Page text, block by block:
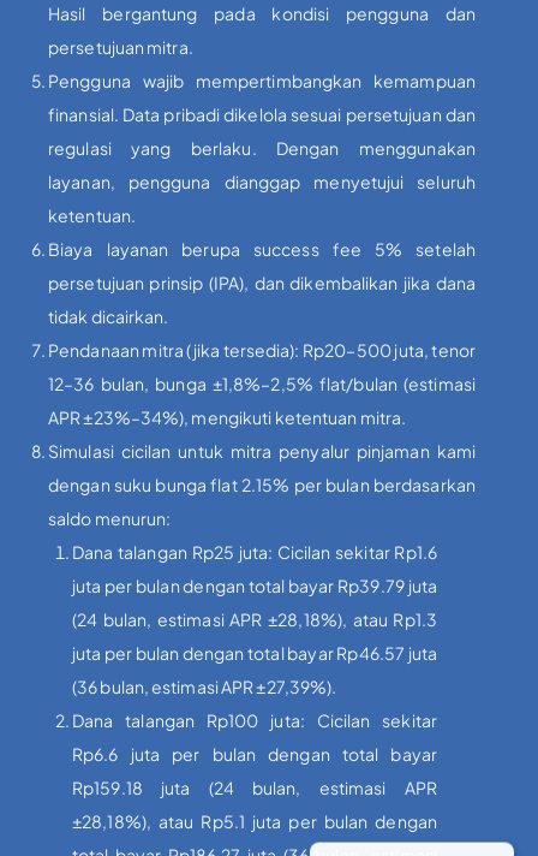
Hasil bergantung pada kondisi pengguna dan
persetujuan mitra.
Pengguna wajib mempertimbangkan kemampuan
finansial. Data pribadi dikelola sesuai persetujuan dan
regulasi yang berlaku. Dengan menggunakan
layanan, pengguna dianggap menyetujui seluruh
ketentuan.
Biaya layanan berupa success fee 5% setelah
persetujuan prinsip (IPA), dan dikembalikan jika dana
tidak dicairkan.
Pendanaan mitra (jika tersedia): Rp20–500 juta, tenor
12–36 bulan, bunga ±1,8%–2,5% flat/bulan (estimasi
APR ±23%–34%), mengikuti ketentuan mitra.
Simulasi cicilan untuk mitra penyalur pinjaman kami
dengan suku bunga flat 2.15% per bulan berdasarkan
saldo menurun:
Dana talangan Rp25 juta: Cicilan sekitar Rp1.6
juta per bulan dengan total bayar Rp39.79 juta
(24 bulan, estimasi APR ±28,18%), atau Rp1.3
juta per bulan dengan total bayar Rp46.57 juta
(36 bulan, estimasi APR ±27,39%).
Dana talangan Rp100 juta: Cicilan sekitar
Rp6.6 juta per bulan dengan total bayar
Rp159.18 juta (24 bulan, estimasi APR
±28,18%), atau Rp5.1 juta per bulan dengan